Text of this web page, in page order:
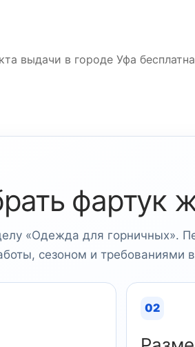
выдачи в городе Уфа
фартук
«Одежда для горничных».
сезоном и требованиями
02